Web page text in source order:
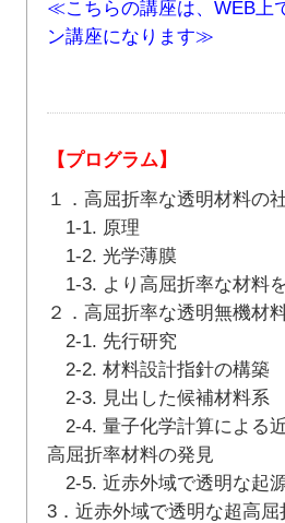
≪こちらの講座は、WEB上
ン講座になります≫
【プログラム】
１．高屈折率な透明材料の
1-1. 原理
1-2. 光学薄膜
1-3. より高屈折率な材料
２．高屈折率な透明無機材
2-1. 先行研究
2-2. 材料設計指針の構築
2-3. 見出した候補材料系
2-4. 量子化学計算による
高屈折率材料の発見
2-5. 近赤外域で透明な起
3．近赤外域で透明な超高